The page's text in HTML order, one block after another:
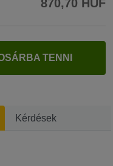
870,70 HUF
TENNI
Kérdések